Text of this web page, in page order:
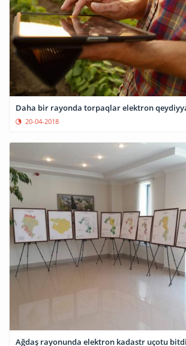
Daha bir rayonda torpaqlar elektron
20-04-2018
Ağdaş rayonunda elektron kadastr uçotu bitdi